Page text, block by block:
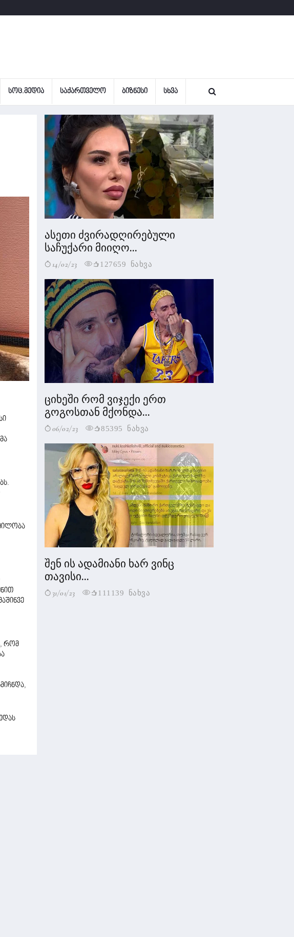
ᲡᲝᲪ.ᲛᲔᲓᲘᲐ ᲡᲐᲥᲐᲠᲗᲕᲔᲚᲝ ᲑᲘᲖᲜᲔᲡᲘ ᲡᲮᲕᲐ
რომ
ასეთი ძვირადღირებული
საჩუქარი მიიღო...
14/02/23 127659 ნახვა
ციხეში რომ ვიჯექი ერთ
გოგოსთან მქონდა...
06/02/23 85395 ნახვა
შენ ის ადამიანი ხარ ვინც
თავისი...
31/01/23 111139 ნახვა